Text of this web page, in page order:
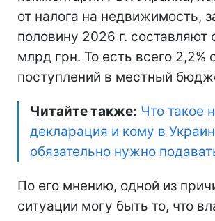
от налога на недвижимость,
половину 2026 г. составляют
млрд грн. То есть всего 2,2%
поступлений в местный
Читайте также: Что такое
декларация и кому в
обязательно нужно
По его мнению, одной из
ситуации могу быть то, что